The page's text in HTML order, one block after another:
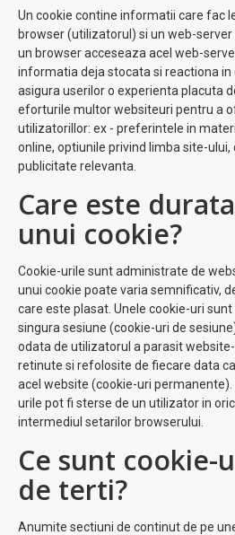
Un cookie contine informatii care fac
browser (utilizatorul) si un web-
un browser acceseaza acel web-
informatia deja stocata si reactiona in
asigura userilor o experienta placuta
eforturile multor websiteuri pentru a
utilizatorillor: ex - preferintele in
online, optiunile privind limba site-
publicitate relevanta.
Care este
unui cookie?
Cookie-urile sunt administrate de
unui cookie poate varia semnificativ,
care este plasat. Unele cookie-uri
singura sesiune (cookie-uri de
odata de utilizatorul a parasit
retinute si refolosite de fiecare data
acel website (cookie-uri
urile pot fi sterse de un utilizator in
intermediul setarilor browserului.
Ce sunt cookie-
de terti?
Anumite sectiuni de continut de pe